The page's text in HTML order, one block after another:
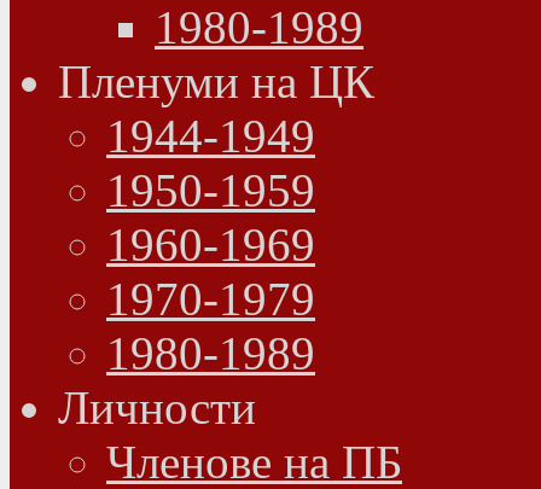
1980-1989
Пленуми на ЦК
1944-1949
1950-1959
1960-1969
1970-1979
1980-1989
Личности
Членове на ПБ